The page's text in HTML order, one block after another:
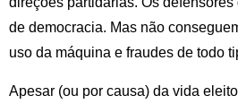
de democracia. Mas não
uso da máquina e fraudes de todo
Apesar (ou por causa) da vida